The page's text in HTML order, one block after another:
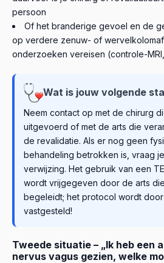
persoon
Of het branderige gevoel en de
op verdere zenuw- of
onderzoeken vereisen (controle-
Wat is jouw volgende
Neem contact op met de chirurg
uitgevoerd of met de arts die
de revalidatie. Als er nog geen
behandeling betrokken is, vraag
verwijzing. Het gebruik van een
wordt vrijgegeven door de arts
begeleidt; het protocol wordt
vastgesteld!
Tweede situatie – „Ik heb een
nervus vagus gezien, welke